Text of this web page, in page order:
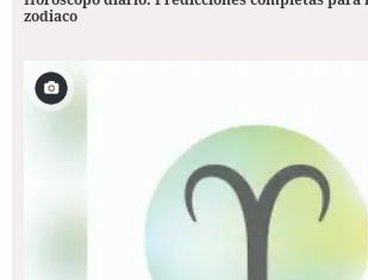
zodiaco